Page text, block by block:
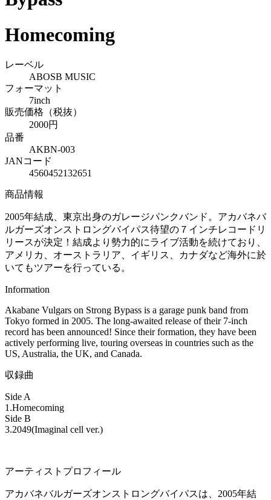
Homecoming
レーベル
ABOSB MUSIC
フォーマット
7inch
販売価格（税抜）
2000円
品番
AKBN-003
JANコード
4560452132651
商品情報
2005年結成、東京出身のガレージパンクバンド。アカバネバ
ルガーズオンストロングバイパス待望の７インチレコードリ
リースが決定！結成より勢力的にライブ活動を続けており、
アメリカ、オーストラリア、イギリス、カナダなど海外に於
いてもツアーを行っている。
Information
Akabane Vulgars on Strong Bypass is a garage punk band from
Tokyo formed in 2005. The long-awaited release of their 7-inch
record has been announced! Since their formation, they have been
actively performing live, touring overseas in countries such as the
US, Australia, the UK, and Canada.
収録曲
Side A
1.Homecoming
Side B
3.2049(Imaginal cell ver.)
アーティストプロフィール
アカバネバルガーズオンストロングバイパスは、2005年結